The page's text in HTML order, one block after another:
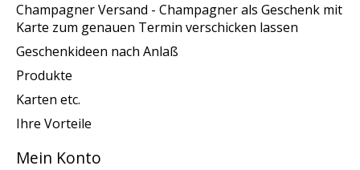
Champagner Versand - Champagner als Geschenk mit
Karte zum genauen Termin verschicken lassen
Geschenkideen nach Anlaß
Produkte
Karten etc.
Ihre Vorteile
Mein Konto